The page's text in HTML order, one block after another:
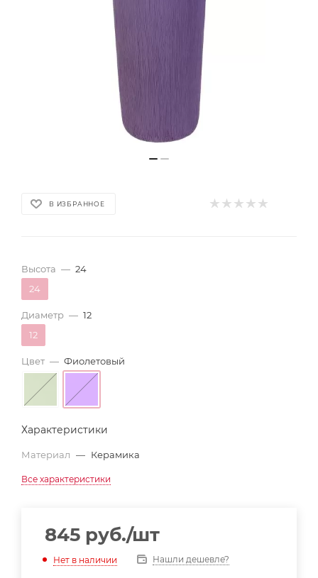
В ИЗБРАННОЕ
Высота — 24
24
Диаметр — 12
12
Цвет — Фиолетовый
Характеристики
Материал — Керамика
Все характеристики
845 руб./шт
Нет в наличии Нашли дешевле?